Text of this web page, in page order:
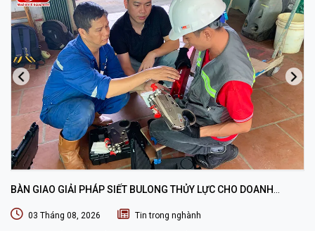
BÀN GIAO GIẢI PHÁP SIẾT BULONG THỦY LỰC CHO DOANH
03 Tháng 08, 2026 Tin trong nghành